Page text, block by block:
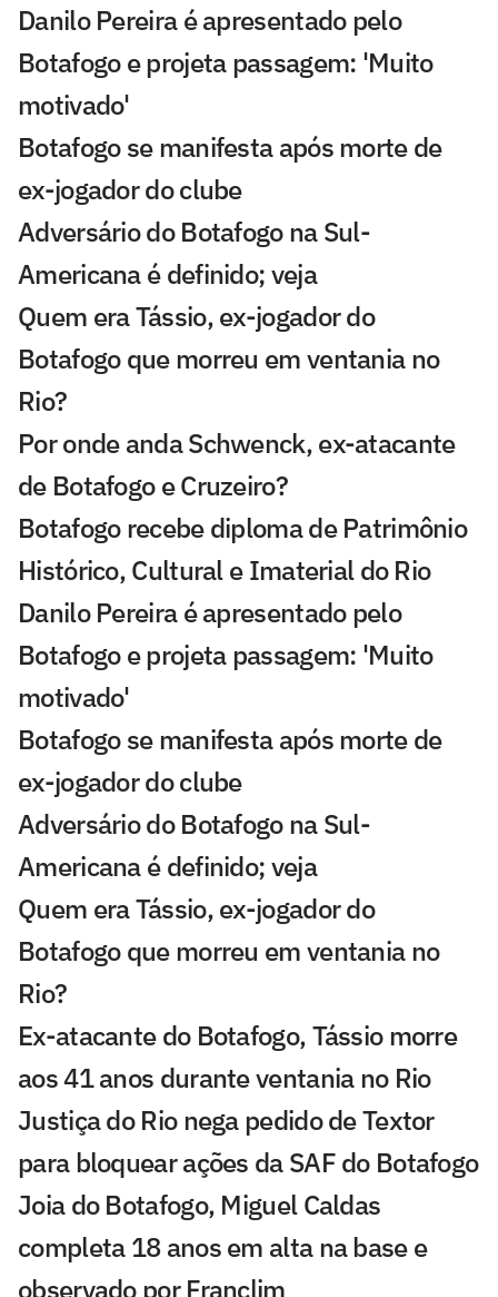
Danilo Pereira é apresentado pelo
Botafogo e projeta passagem: 'Muito
motivado'
Botafogo se manifesta após morte de
ex-jogador do clube
Adversário do Botafogo na Sul-
Americana é definido; veja
Quem era Tássio, ex-jogador do
Botafogo que morreu em ventania no
Rio?
Por onde anda Schwenck, ex-atacante
de Botafogo e Cruzeiro?
Botafogo recebe diploma de Patrimônio
Histórico, Cultural e Imaterial do Rio
Danilo Pereira é apresentado pelo
Botafogo e projeta passagem: 'Muito
motivado'
Botafogo se manifesta após morte de
ex-jogador do clube
Adversário do Botafogo na Sul-
Americana é definido; veja
Quem era Tássio, ex-jogador do
Botafogo que morreu em ventania no
Rio?
Ex-atacante do Botafogo, Tássio morre
aos 41 anos durante ventania no Rio
Justiça do Rio nega pedido de Textor
para bloquear ações da SAF do Botafogo
Joia do Botafogo, Miguel Caldas
completa 18 anos em alta na base e
observado por Franclim